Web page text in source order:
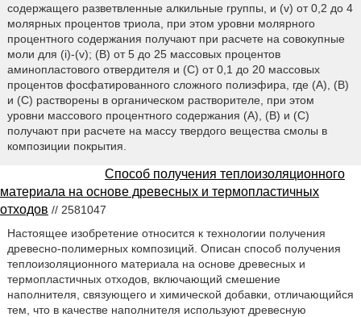
содержащего разветвленные алкильные группы, и (v) от 0,2 до 4
молярных процентов триола, при этом уровни молярного
процентного содержания получают при расчете на совокупные
моли для (i)-(v); (B) от 5 до 25 массовых процентов
аминопластового отвердителя и (С) от 0,1 до 20 массовых
процентов фосфатированного сложного полиэфира, где (А), (B)
и (С) растворены в органическом растворителе, при этом
уровни массового процентного содержания (А), (В) и (С)
получают при расчете на массу твердого вещества смолы в
композиции покрытия.
Способ получения теплоизоляционного
материала на основе древесных и термопластичных
отходов // 2581047
Настоящее изобретение относится к технологии получения
древесно-полимерных композиций. Описан способ получения
теплоизоляционного материала на основе древесных и
термопластичных отходов, включающий смешение
наполнителя, связующего и химической добавки, отличающийся
тем, что в качестве наполнителя используют древесную